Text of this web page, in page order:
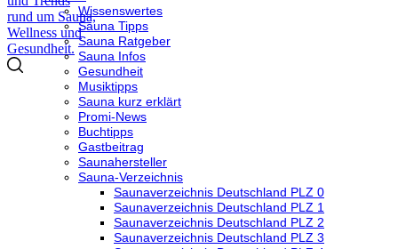
Wissenswertes
Sauna Tipps
Sauna Ratgeber
Sauna Infos
Gesundheit
Musiktipps
Sauna kurz erklärt
Promi-News
Buchtipps
Gastbeitrag
Saunahersteller
Sauna-Verzeichnis
Saunaverzeichnis Deutschland PLZ 0
Saunaverzeichnis Deutschland PLZ 1
Saunaverzeichnis Deutschland PLZ 2
Saunaverzeichnis Deutschland PLZ 3